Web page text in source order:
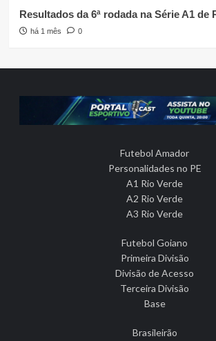
Resultados da 6ª rodada na Série A1 de
há 1 mês 0
Futebol Amador
Personalidades no PE
A1 Rio Verde
A2 Rio Verde
A3 Rio Verde
Futebol Goiano
Primeira Divisão
Divisão de Acesso
Terceira Divisão
Base
Brasileirão